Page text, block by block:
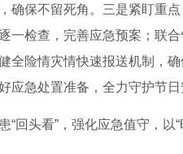
确保不留死角。三是紧盯重
一检查，完善应急预案；联
全险情灾情快速报送机制，
应急处置准备，全力守护节日
“回头看”，强化应急值守，